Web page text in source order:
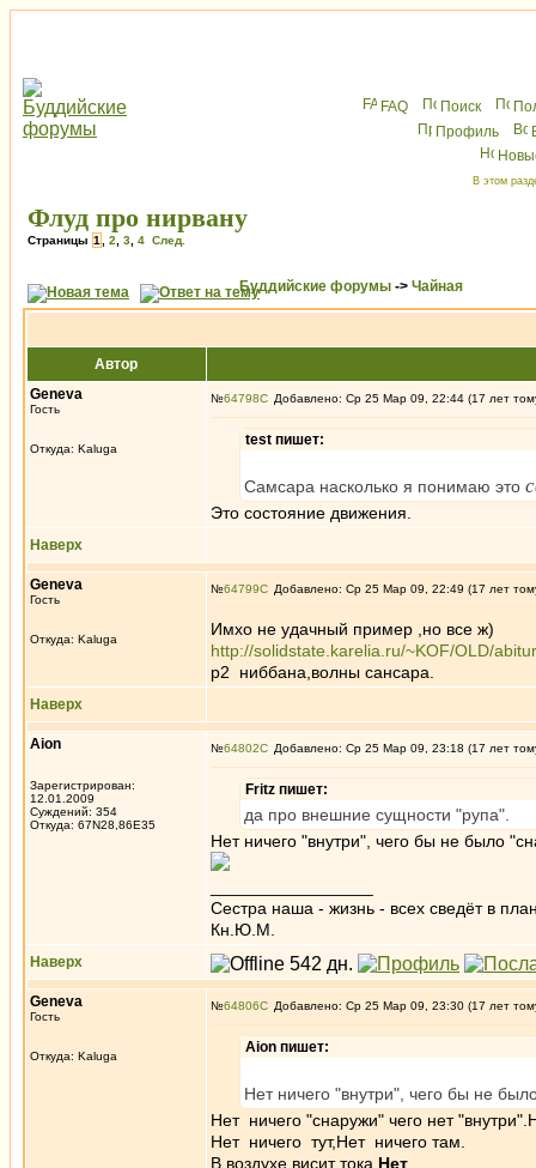
FAQ Поиск
Профиль
В этом
Флуд про нирвану
Страницы 1 2 3 4 След.
Буддийские форумы -> Чайная
Автор
Geneva
Гость
Откуда: Kaluga
№64798 Добавлено: Ср 25 Мар 09, 22:44 (17 лет
test пишет:
Самсара насколько я понимаю это
Это состояние движения.
Наверх
Geneva
Гость
Откуда: Kaluga
№64799 Добавлено: Ср 25 Мар 09, 22:49 (17 лет
Имхо не удачный пример ,но все ж)
http://solidstate.karelia.ru/~KOF/OLD/
р2 ниббана,волны сансара.
Наверх
Aion
Зарегистрирован:
12.01.2009
Суждений: 354
Откуда: 67N28,86E35
№64802 Добавлено: Ср 25 Мар 09, 23:18 (17 лет
Fritz пишет:
да про внешние сущности "рупа".
Нет ничего "внутри", чего бы не было
Сестра наша - жизнь - всех сведёт в
Кн.Ю.М.
Наверх
Geneva
Гость
Откуда: Kaluga
№64806 Добавлено: Ср 25 Мар 09, 23:30 (17 лет
Aion пишет:
Нет ничего "внутри", чего бы не
Нет ничего "снаружи" чего нет
Нет ничего тут,Нет ничего там.
В воздухе висит тока Нет